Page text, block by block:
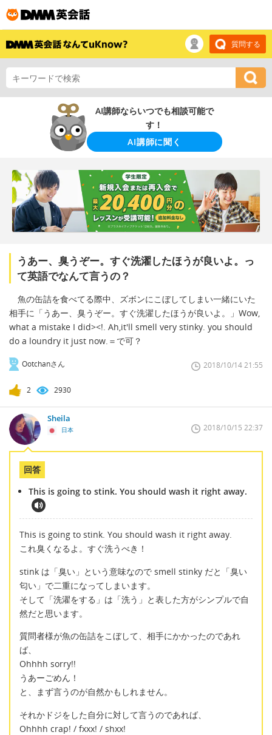
質問する
AI講師ならいつでも相談可能で
す！
AI講師に聞く
うあー、臭うぞー。すぐ洗濯したほうが良いよ。っ
て英語でなんて言うの？
魚の缶詰を食べてる際中、ズボンにこぼしてしまい一緒にいた
相手に「うあー、臭うぞー。すぐ洗濯したほうが良いよ。」Wow,
what a mistake I did><!. Ah,it'll smell very stinky. you should
do a loundry it just now.＝で可？
Ootchanさん 2018/10/14 21:55
2 2930
Sheila
日本 2018/10/15 22:37
回答
This is going to stink. You should wash it right away.
This is going to stink. You should wash it right away.
これ臭くなるよ。すぐ洗うべき！
stink は「臭い」という意味なので smell stinky だと「臭い
匂い」で二重になってしまいます。
そして「洗濯をする」は「洗う」と表した方がシンプルで自
然だと思います。
質問者様が魚の缶詰をこぼして、相手にかかったのであれ
ば、
Ohhhh sorry!!
うあーごめん！
と、まず言うのが自然かもしれません。
それかドジをした自分に対して言うのであれば、
Ohhhh crap! / fxxx! / shxx!